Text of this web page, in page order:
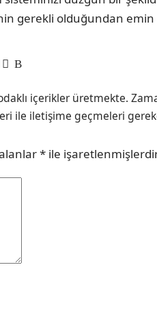
gerekli olduğundan
içerikler üretmekte.
ile iletişime geçmeleri
* ile